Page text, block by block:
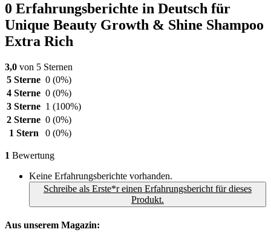
0 Erfahrungsberichte in Deutsch für
Unique Beauty Growth & Shine Shampoo
Extra Rich
3,0 von 5 Sternen
5 Sterne 0 (0%)
4 Sterne 0 (0%)
3 Sterne 1 (100%)
2 Sterne 0 (0%)
1 Stern
0 (0%)
1 Bewertung
Keine Erfahrungsberichte vorhanden.
Schreibe als Erste*r einen Erfahrungsbericht für dieses
Produkt.
Aus unserem Magazin: